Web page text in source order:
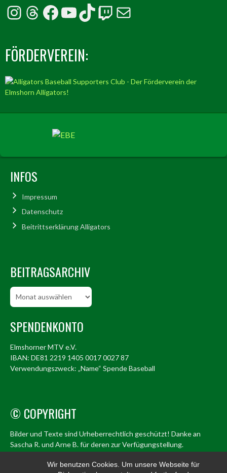
Wir benutzen Cookies. Um unsere Webseite für
Instagram
Threads
Facebook
YouTube
TikTok
Twitch
E-Mail
FÖRDERVEREIN:
INFOS
Impressum
Datenschutz
Beitrittserklärung Alligators
BEITRAGSARCHIV
Beitragsarchiv
SPENDENKONTO
Elmshorner MTV e.V.
IBAN: DE81 2219 1405 0017 0027 87
Verwendungszweck: „Name“ Spende Baseball
© COPYRIGHT
Bilder und Texte sind Urheberrechtlich geschützt! Danke an
Sascha R. und Arne B. für deren zur Verfügungstellung.
© Elmshorn Alligators 1998 – 2026